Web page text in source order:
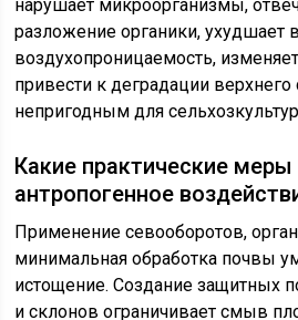
нарушает микроорганизмы,
разложение органики, ухудшает
воздухопроницаемость,
привести к деградации верхнего
непригодным для
Какие практические
антропогенное
Применение севооборотов,
минимальная обработка почвы
истощение. Создание защитных
и склонов ограничивает смыв